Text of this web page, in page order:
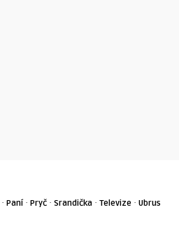
· Paní· Pryč · Srandička · Televize · Ubrus